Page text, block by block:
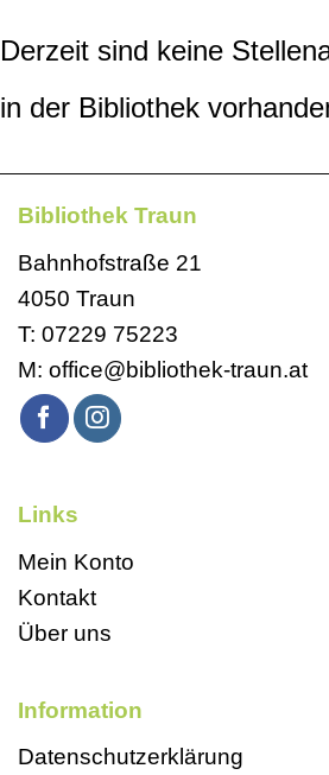
Derzeit sind keine
in der Bibliothek
Bibliothek Traun
Bahnhofstraße 21
4050 Traun
T: 07229 75223
M: office@bibliothek-traun.at
Links
Mein Konto
Kontakt
Über uns
Information
Datenschutzerklärung